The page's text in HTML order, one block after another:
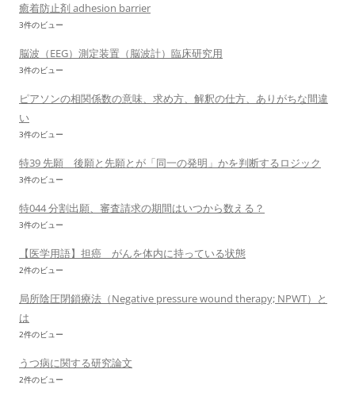
癒着防止剤 adhesion barrier
3件のビュー
脳波（EEG）測定装置（脳波計）臨床研究用
3件のビュー
ピアソンの相関係数の意味、求め方、解釈の仕方、ありがちな間違
い
3件のビュー
特39 先願 後願と先願とが「同一の発明」かを判断するロジック
3件のビュー
特044 分割出願、審査請求の期間はいつから数える？
3件のビュー
【医学用語】担癌 がんを体内に持っている状態
2件のビュー
局所陰圧閉鎖療法（Negative pressure wound therapy; NPWT）と
は
2件のビュー
うつ病に関する研究論文
2件のビュー